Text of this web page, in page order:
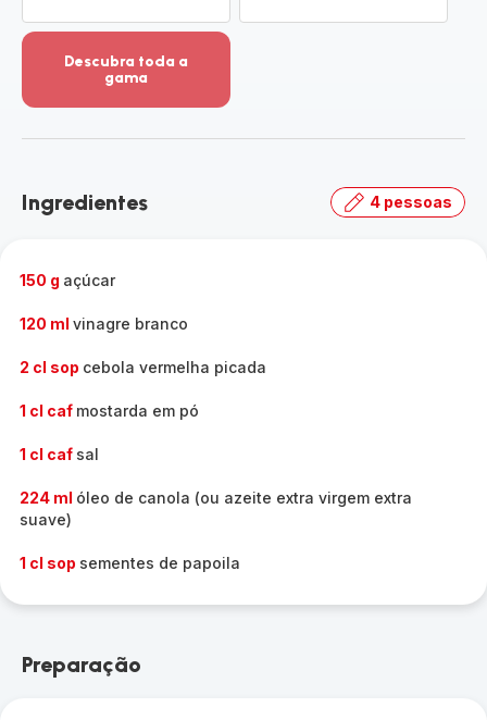
Descubra toda a
gama
detalhes
toda
Ingredientes 4 pessoas
150 g açúcar
120 ml vinagre branco
2 cl sop cebola vermelha picada
1 cl caf mostarda em pó
1 cl caf sal
224 ml óleo de canola (ou azeite extra virgem extra
suave)
1 cl sop sementes de papoila
Preparação